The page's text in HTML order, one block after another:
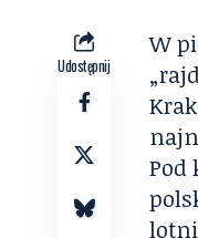
Udostępnij
W
Pod